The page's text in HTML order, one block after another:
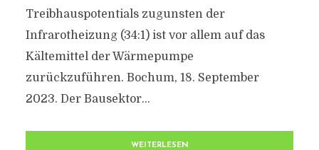
Treibhauspotentials zugunsten der
Infrarotheizung (34:1) ist vor allem auf das
Kältemittel der Wärmepumpe
zurückzuführen. Bochum, 18. September
2023. Der Bausektor...
WEITERLESEN